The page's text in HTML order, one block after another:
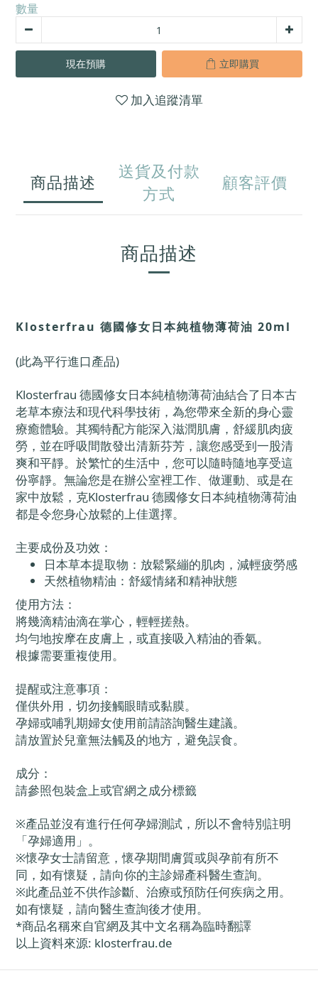
數量
現在預購 立即購買
加入追蹤清單
商品描述
送貨及付款
方式
顧客評價
商品描述
Klosterfrau 德國修女日本純植物薄荷油 20ml
(此為平行進口產品)
Klosterfrau 德國修女日本純植物薄荷油結合了日本古
老草本療法和現代科學技術，為您帶來全新的身心靈
療癒體驗。其獨特配方能深入滋潤肌膚，舒緩肌肉疲
勞，並在呼吸間散發出清新芬芳，讓您感受到一股清
爽和平靜。於繁忙的生活中，您可以隨時隨地享受這
份寧靜。無論您是在辦公室裡工作、做運動、或是在
家中放鬆，克Klosterfrau 德國修女日本純植物薄荷油
都是令您身心放鬆的上佳選擇。
主要成份及功效：
日本草本提取物：放鬆緊繃的肌肉，減輕疲勞感
天然植物精油：舒緩情緒和精神狀態
使用方法：
將幾滴精油滴在掌心，輕輕搓熱。
均勻地按摩在皮膚上，或直接吸入精油的香氣。
根據需要重複使用。
提醒或注意事項：
僅供外用，切勿接觸眼睛或黏膜。
孕婦或哺乳期婦女使用前請諮詢醫生建議。
請放置於兒童無法觸及的地方，避免誤食。
成分：
請參照包裝盒上或官網之成分標籤
※產品並沒有進行任何孕婦測試，所以不會特別註明
「孕婦適用」。
※懷孕女士請留意，懷孕期間膚質或與孕前有所不
同，如有懷疑，請向你的主診婦產科醫生查詢。
※此產品並不供作診斷、治療或預防任何疾病之用。
如有懷疑，請向醫生查詢後才使用。
*商品名稱來自官網及其中文名稱為臨時翻譯
以上資料來源: klosterfrau.de